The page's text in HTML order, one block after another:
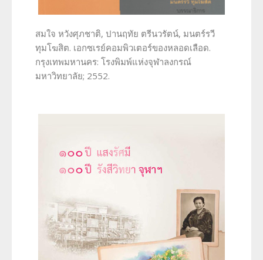
สมใจ หวังศุภชาติ, ปานฤทัย ตรีนวรัตน์, มนตร์รวี
ทุมโฆสิต. เอกซเรย์คอมพิวเตอร์ของหลอดเลือด.
กรุงเทพมหานคร: โรงพิมพ์แห่งจุฬาลงกรณ์
มหาวิทยาลัย; 2552.